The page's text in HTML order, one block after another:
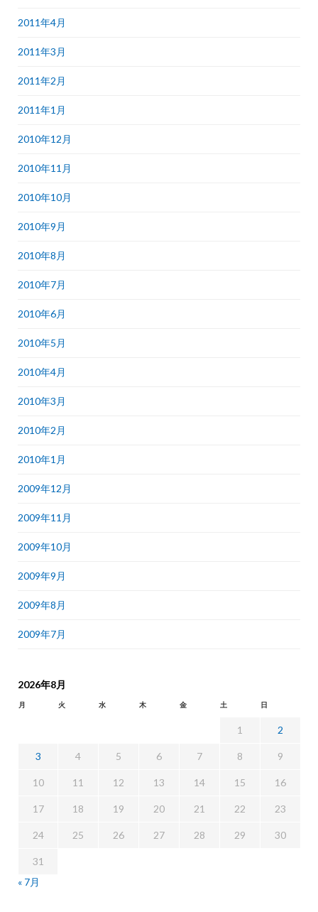
2011年4月
2011年3月
2011年2月
2011年1月
2010年12月
2010年11月
2010年10月
2010年9月
2010年8月
2010年7月
2010年6月
2010年5月
2010年4月
2010年3月
2010年2月
2010年1月
2009年12月
2009年11月
2009年10月
2009年9月
2009年8月
2009年7月
2026年8月
月 火 水 木 金 土 日
1 2
3 4 5 6 7 8 9
10 11 12 13 14 15 16
17 18 19 20 21 22 23
24 25 26 27 28 29 30
31
« 7月